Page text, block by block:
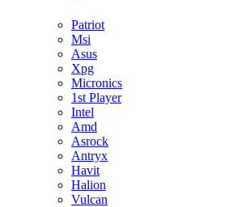
Patriot
Msi
Asus
Xpg
Micronics
1st Player
Intel
Amd
Asrock
Antryx
Havit
Halion
Vulcan